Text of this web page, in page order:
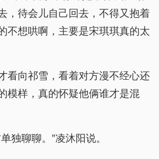
，待会儿自己回去，不得又抱着
不想哄啊，主要是宋琪琪真的太
看向祁雪，看着对方漫不经心还
模样，真的怀疑他俩谁才是混
独聊聊。”凌沐阳说。